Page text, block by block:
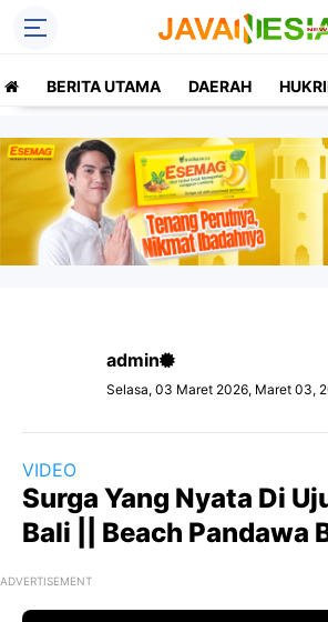
BERITA UTAMA DAERAH
admin
Selasa, 03 Maret 2026, Maret 03,
VIDEO
Surga Yang Nyata Di
Bali || Beach Pandawa
ADVERTISEMENT